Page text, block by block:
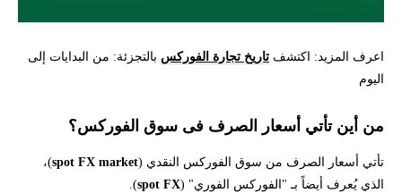
اعرف المزيد: اكتشف تاريخ تجارة الفوركس بالتجزئة: من البدايات إلى
اليوم
من أين تأتي أسعار الصرف فى سوق الفوركس؟
تأتي أسعار الصرف من سوق الفوركس النقدي (spot FX market)،
الذي يُعرف أيضاً بـ "الفوركس الفوري" (spot FX
).